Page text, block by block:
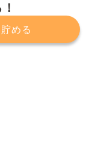
める
運営会社